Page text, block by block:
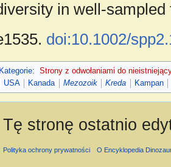
in
doi:10.1002/
Kategorie:
Strony z odwołaniami do
USA
Kanada Mezozoik Kreda Kampan
Tę stronę ostatnio
Polityka ochrony prywatności O Encyklopedia